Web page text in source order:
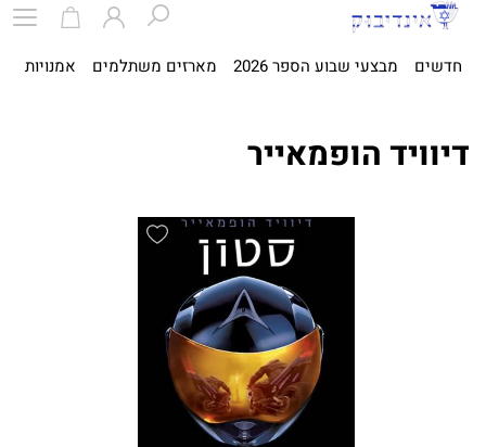
חדשים מבצעי שבוע הספר 2026 מארזים משתלמים אמנויות
דיוויד הופמאייר